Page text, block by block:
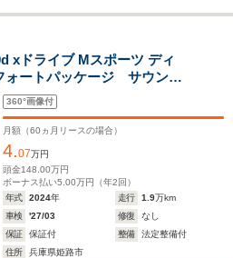
FF、4WD
xドライブ Mスポーツ ディ
ートパッケージ サウンド
harmankardon 電動トラ
コンビネーシ
ィスプレイ
360°画像付
月額（60 ヵ月リースの場合）
4.07万円
頭金148.00万円
ボーナス払い5.00万円（年2 回）
年式
2024年 走行 1.9万km
車検
'27/03 修復
なし
保証
保証付 整備
法定整備付
住所
兵庫県姫路市